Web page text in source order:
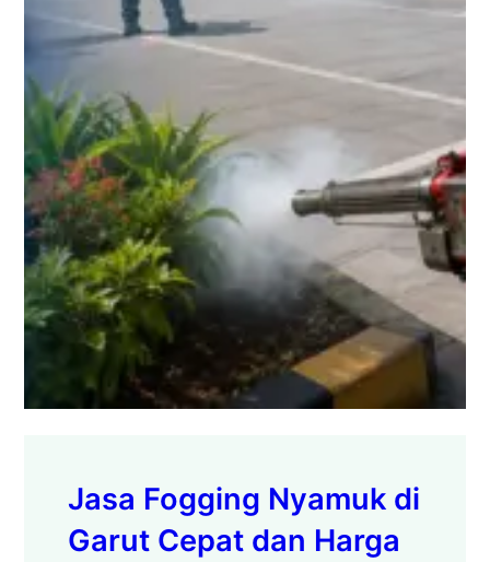
Jasa Fogging Nyamuk di
Garut Cepat dan Harga